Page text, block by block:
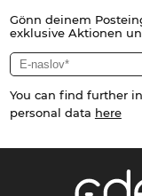
Gönn deinem
exklusive Aktionen
You can find further
personal data here